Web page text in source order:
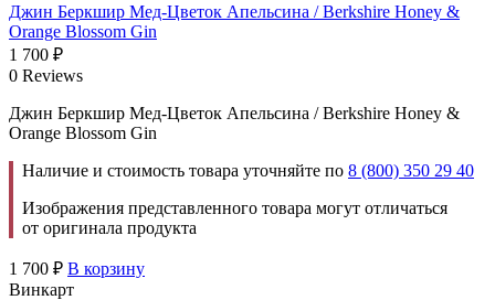
Джин Беркшир Мед-Цветок Апельсина / Berkshire Honey &
Orange Blossom Gin
1 700 ₽
0 Reviews
Джин Беркшир Мед-Цветок Апельсина / Berkshire Honey &
Orange Blossom Gin
Наличие и стоимость товара уточняйте по 8 (800) 350 29 40
Изображения представленного товара могут отличаться
от оригинала продукта
1 700 ₽ В корзину
Винкарт